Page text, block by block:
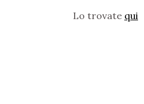
Lo trovate qui